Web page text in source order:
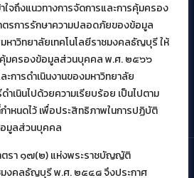
จถึงแนวทางการจัดการและการคุ้มครอง
รการรักษาความปลอดภัยของข้อมูล
หาวิทยาลัยเทคโนโลยีราชมงคลธัญบุรี ให้
มครองข้อมูลส่วนบุคคล พ.ศ. ๒๕๖๖
ะการดำเนินงานของมหาวิทยาลัย
เนินไปด้วยความเรียบร้อย เป็นไปตาม
ำหนดไว้ เพื่อประสิทธิภาพในการปฏิบัติ
อมูลส่วนบุคคล
ตรา ๑๗(๒) แห่งพระราชบัญญัติ
มงคลธัญบุรี พ.ศ. ๒๕๔๘ จึงประกาศ
นาผู้ประกอบการ SME โดย. มทร.ธัญบุรี
ครือข่ายผู้ให้บริการเครื่องจักรกลทางการ
เสริมการรแปรรูปสินค้าเกษตรระดับชุมชน
กิจและสังคมรายตำบลแบบบูรณาการ (1